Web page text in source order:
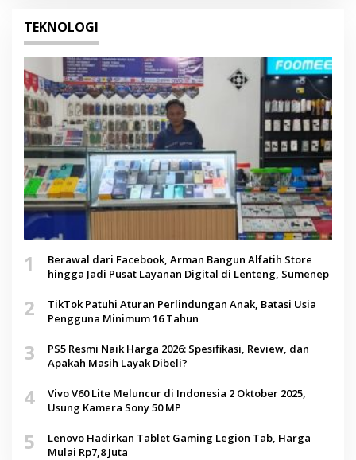
TEKNOLOGI
1
Berawal dari Facebook, Arman Bangun Alfatih Store
hingga Jadi Pusat Layanan Digital di Lenteng, Sumenep
2
TikTok Patuhi Aturan Perlindungan Anak, Batasi Usia
Pengguna Minimum 16 Tahun
3
PS5 Resmi Naik Harga 2026: Spesifikasi, Review, dan
Apakah Masih Layak Dibeli?
4
Vivo V60 Lite Meluncur di Indonesia 2 Oktober 2025,
Usung Kamera Sony 50 MP
5
Lenovo Hadirkan Tablet Gaming Legion Tab, Harga
Mulai Rp7,8 Juta